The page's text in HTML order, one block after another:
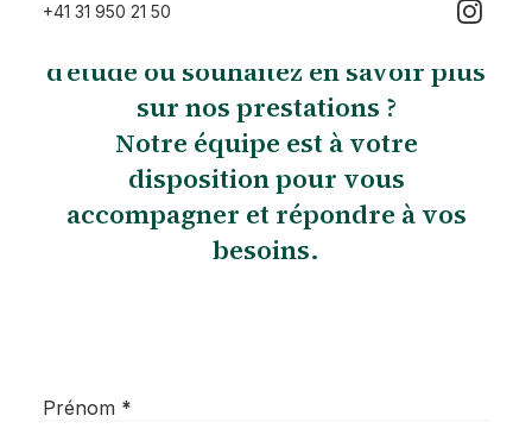
+41 31 950 21 50
Vous avez une question, un projet
d’étude ou souhaitez en savoir plus
sur nos prestations ?
Notre équipe est à votre
disposition pour vous
accompagner et répondre à vos
besoins.
Section
Prénom *